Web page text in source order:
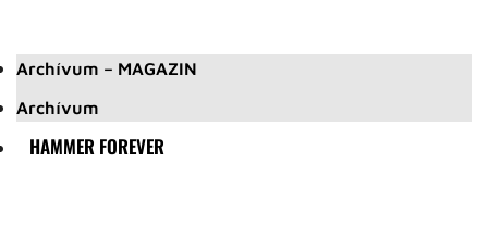
Archívum – MAGAZIN
Archívum
HAMMER FOREVER